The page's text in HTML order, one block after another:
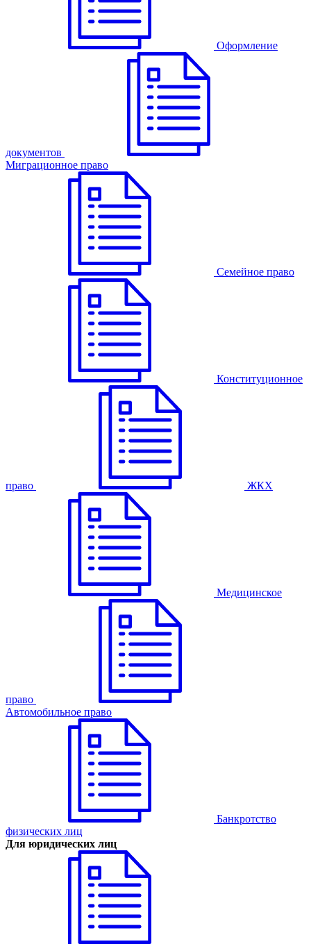
Оформление
документов
Миграционное право
Семейное право
Конституционное
право ЖКХ
Медицинское
право
Автомобильное право
Банкротство
физических лиц
Для юридических лиц